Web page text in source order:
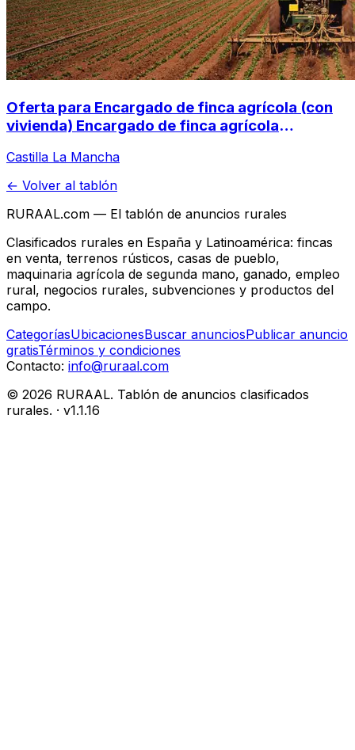
Oferta para Encargado de finca agrícola (con
vivienda) Encargado de finca agrícola
Castilla La Mancha
← Volver al tablón
RURAAL.com — El tablón de anuncios rurales
Clasificados rurales en España y Latinoamérica: fincas
en venta, terrenos rústicos, casas de pueblo,
maquinaria agrícola de segunda mano, ganado, empleo
rural, negocios rurales, subvenciones y productos del
campo.
CategoríasUbicacionesBuscar anunciosPublicar anuncio
gratisTérminos y condiciones
Contacto: info@ruraal.com
© 2026 RURAAL. Tablón de anuncios clasificados
rurales. · v1.1.16